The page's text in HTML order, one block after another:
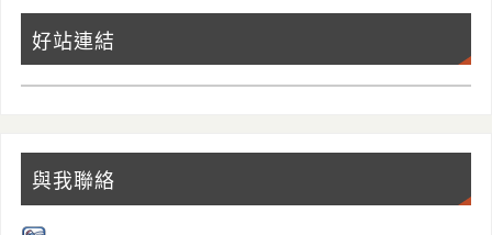
好站連結
與我聯絡